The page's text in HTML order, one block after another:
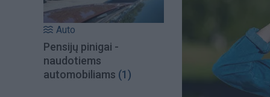
Auto
Pensijų pinigai -
naudotiems
automobiliams (1)